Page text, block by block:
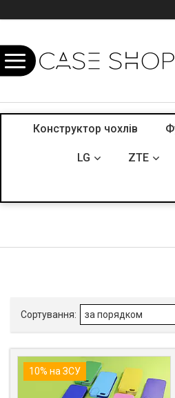
Конструктор чохлів
LG ZTE
10% на ЗСУ